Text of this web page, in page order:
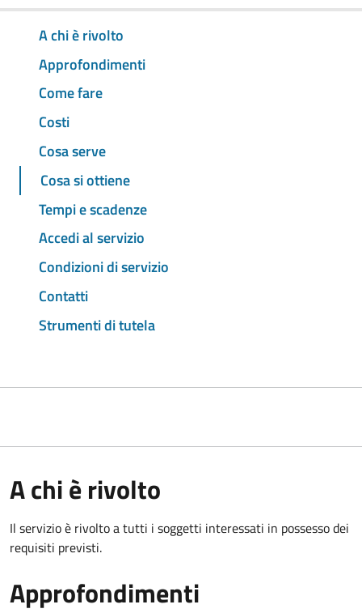
A chi è rivolto
Approfondimenti
Come fare
Costi
Cosa serve
Cosa si ottiene
Tempi e scadenze
Accedi al servizio
Condizioni di servizio
Contatti
Strumenti di tutela
A chi è rivolto
Il servizio è rivolto a tutti i soggetti interessati in possesso dei
requisiti previsti.
Approfondimenti